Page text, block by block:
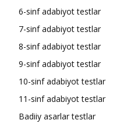
6-sinf adabiyot testlar
7-sinf adabiyot testlar
8-sinf adabiyot testlar
9-sinf adabiyot testlar
10-sinf adabiyot testlar
11-sinf adabiyot testlar
Badiiy asarlar testlar